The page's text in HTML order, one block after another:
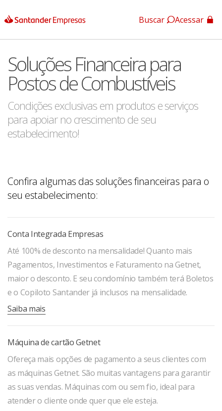
App Santander
App Santander Empresas
Buscar Acessar
Soluções Financeira para
Postos de Combustíveis
Condições exclusivas em produtos e serviços
para apoiar no crescimento de seu
estabelecimento!
Confira algumas das soluções financeiras para o
seu estabelecimento:
Conta Integrada Empresas
Até 100% de desconto na mensalidade! Quanto mais
Pagamentos, Investimentos e Faturamento na Getnet,
maior o desconto. E seu condomínio também terá Boletos
e o Copiloto Santander já inclusos na mensalidade.
Saiba mais
Máquina de cartão Getnet
Ofereça mais opções de pagamento a seus clientes com
as máquinas Getnet. São muitas vantagens para garantir
as suas vendas. Máquinas com ou sem fio, ideal para
atender o cliente onde quer que ele esteja.